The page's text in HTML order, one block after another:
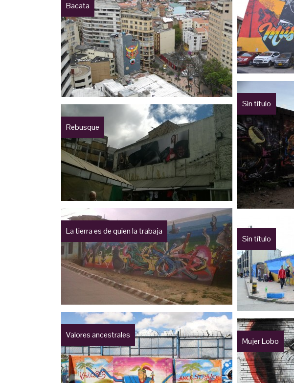
Bacata
Sin título
Rebusque
La tierra es de quien la trabaja
Sin título
Valores ancestrales
Mujer Lobo